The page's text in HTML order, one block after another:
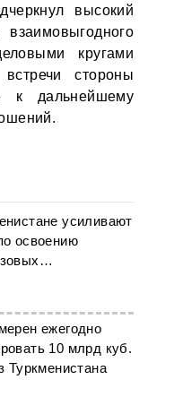
высокий
кругами
стороны
к дальнейшему
усиливают
освоению
ежегодно
10 млрд куб.
Туркменистана